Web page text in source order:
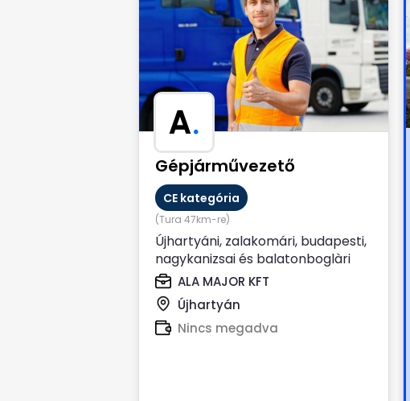
A.
Gépjárművezető
CE kategória
(Tura 47km-re)
Újhartyáni, zalakomári, budapesti,
nagykanizsai és balatonboglàri
telephelyű cég tapasztalattal
rendelkező,...
ALA MAJOR KFT
Újhartyán
Nincs megadva